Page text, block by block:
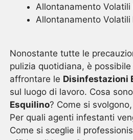
Allontanamento Volatili
Allontanamento Volatili
Nonostante tutte le
pulizia quotidiana, è
affrontare le Disinfestazioni
sul luogo di lavoro. Cosa
Esquilino? Come si
Per quali agenti infestanti
Come si sceglie il